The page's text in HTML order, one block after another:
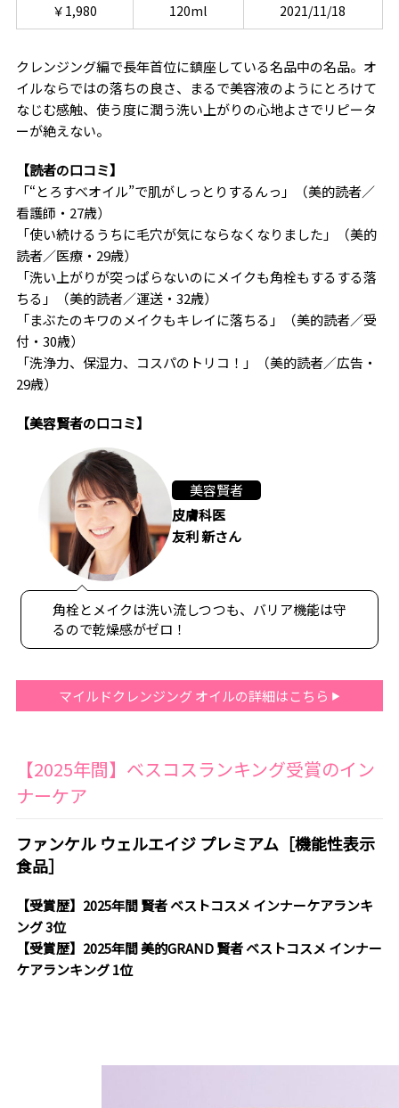
￥1,980
120ml 2021/11/18
クレンジング編で長年首位に鎮座している名品中の名品。オ
イルならではの落ちの良さ、まるで美容液のようにとろけて
なじむ感触、使う度に潤う洗い上がりの心地よさでリピータ
ーが絶えない。
【読者の口コミ】
「“とろすべオイル”で肌がしっとりするんっ」（美的読者／
看護師・27歳）
「使い続けるうちに毛穴が気にならなくなりました」（美的
読者／医療・29歳）
「洗い上がりが突っぱらないのにメイクも角栓もするする落
ちる」（美的読者／運送・32歳）
「まぶたのキワのメイクもキレイに落ちる」（美的読者／受
付・30歳）
「洗浄力、保湿力、コスパのトリコ！」（美的読者／広告・
29歳）
【美容賢者の口コミ】
美容賢者
皮膚科医
友利 新さん
角栓とメイクは洗い流しつつも、バリア機能は守
るので乾燥感がゼロ！
マイルドクレンジング オイルの詳細はこちら
【2025年間】ベスコスランキング受賞のイン
ナーケア
ファンケル ウェルエイジ プレミアム［機能性表示
食品］
【受賞歴】2025年間 賢者 ベストコスメ インナーケアランキ
ング 3位
【受賞歴】2025年間 美的GRAND 賢者 ベストコスメ インナー
ケアランキング 1位